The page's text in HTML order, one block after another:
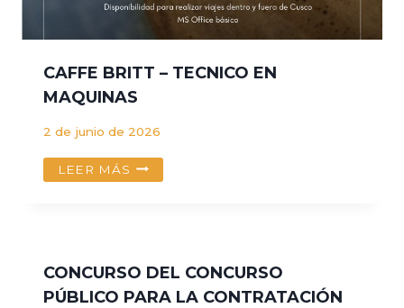
CAFFE BRITT – TECNICO EN
MAQUINAS
2 de junio de 2026
LEER MÁS CAFFE
CONCURSO DEL CONCURSO
PÚBLICO PARA LA CONTRATACIÓN